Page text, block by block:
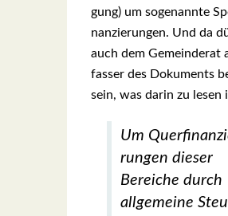
gung) um soge­nann­te
nan­zie­run­gen. Und da
auch dem Gemein­de­rat
fas­ser des Doku­ments
sein, was dar­in zu lesen
Um
run­gen die­ser
Berei­che durch
all­ge­mei­ne